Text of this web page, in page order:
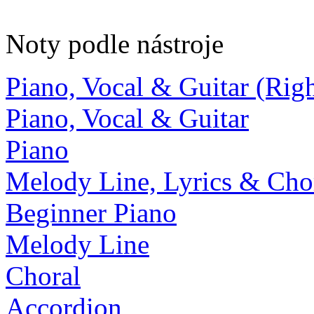
Noty podle nástroje
Piano, Vocal & Guitar
Piano, Vocal & Guitar
Piano
Melody Line, Lyrics &
Beginner Piano
Melody Line
Choral
Accordion